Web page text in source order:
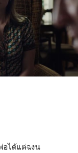
อได้แต่ฉงน